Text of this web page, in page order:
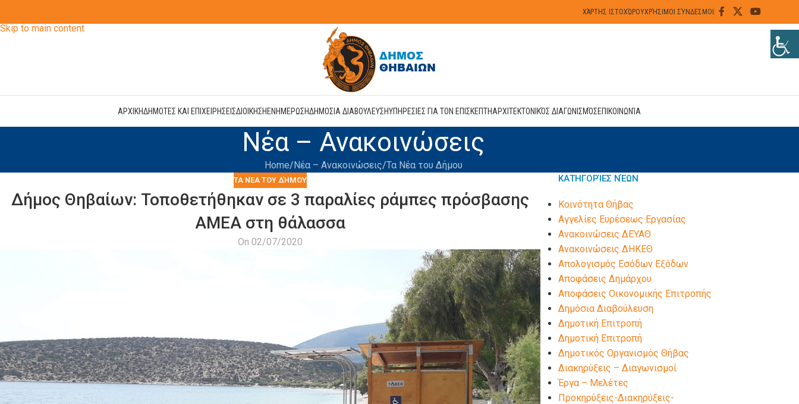
Skip to main content
ΧΆΡΤΗΣ ΙΣΤΟΧΏΡΟΥΧΡΉΣΙΜΟΙ ΣΎΝΔΕΣΜΟΙ
ΑΡΧΙΚΗΔΗΜΟΤΕΣ ΚΑΙ ΕΠΙΧΕΙΡΗΣΕΙΣΔΙΟΙΚΗΣΗΕΝΗΜΕΡΩΣΗΔΗΜΟΣΙΑ ΔΙΑΒΟΥΛΕΥΣΗΥΠΗΡΕΣΙΕΣ ΓΙΑ ΤΟΝ ΕΠΙΣΚΕΠΤΗΑΡΧΙΤΕΚΤΟΝΙΚΌΣ ΔΙΑΓΩΝΙΣΜΌΣΕΠΙΚΟΙΝΩΝΊΑ
Νέα – Ανακοινώσεις
Home Νέα – Ανακοινώσεις Τα Νέα του Δήμου
ΤΑ ΝΈΑ ΤΟΥ ΔΉΜΟΥ
Δήμος Θηβαίων: Τοποθετήθηκαν σε 3 παραλίες ράμπες πρόσβασης
ΑΜΕΑ στη θάλασσα
On 02/07/2020
ΚΑΤΗΓΟΡΊΕΣ ΝΈΩΝ
Kοινότητα Θήβας
Αγγελίες Ευρέσεως Εργασίας
Ανακοινώσεις ΔΕΥΑΘ
Ανακοινώσεις ΔΗΚΕΘ
Απολογισμός Εσόδων Εξόδων
Αποφάσεις Δημάρχου
Αποφάσεις Οικονομικής Επιτροπής
Δημόσια Διαβούλευση
Δημοτική Επιτροπή
Δημοτική Επιτροπή
Δημοτικός Οργανισμός Θήβας
Διακηρύξεις – Διαγωνισμοί
Έργα – Μελέτες
Προκηρύξεις-Διακηρύξεις-